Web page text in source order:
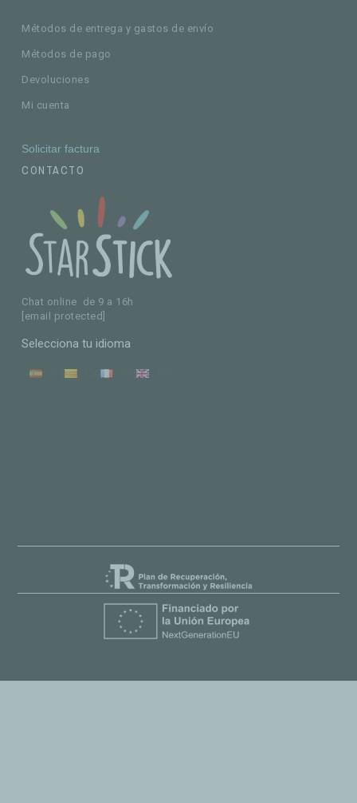
Métodos de entrega y gastos de envío
Métodos de pago
Devoluciones
Mi cuenta
Solicitar factura
CONTACTO
Chat online de 9 a 16h
[email protected]
Selecciona tu idioma
ES CA FR